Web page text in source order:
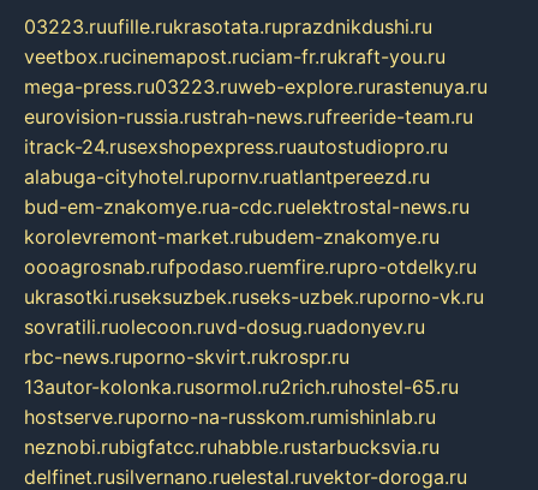
03223.ruufille.rukrasotata.ruprazdnikdushi.ru
veetbox.rucinemapost.ruciam-fr.rukraft-you.ru
mega-press.ru03223.ruweb-explore.rurastenuya.ru
eurovision-russia.rustrah-news.rufreeride-team.ru
itrack-24.rusexshopexpress.ruautostudiopro.ru
alabuga-cityhotel.rupornv.ruatlantpereezd.ru
bud-em-znakomye.rua-cdc.ruelektrostal-news.ru
korolevremont-market.rubudem-znakomye.ru
oooagrosnab.rufpodaso.ruemfire.rupro-otdelky.ru
ukrasotki.ruseksuzbek.ruseks-uzbek.ruporno-vk.ru
sovratili.ruolecoon.ruvd-dosug.ruadonyev.ru
rbc-news.ruporno-skvirt.rukrospr.ru
13autor-kolonka.rusormol.ru2rich.ruhostel-65.ru
hostserve.ruporno-na-russkom.rumishinlab.ru
neznobi.rubigfatcc.ruhabble.rustarbucksvia.ru
delfinet.rusilvernano.ruelestal.ruvektor-doroga.ru